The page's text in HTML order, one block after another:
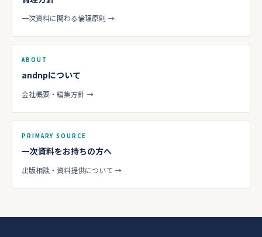
一次資料に関わる倫理原則 →
ABOUT
andnpについて
会社概要・編集方針 →
PRIMARY SOURCE
一次資料をお持ちの方へ
出版相談・資料提供について →